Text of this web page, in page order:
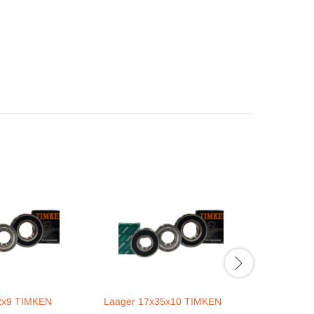
TIMKEN Laager 17x35x10 TIMKEN